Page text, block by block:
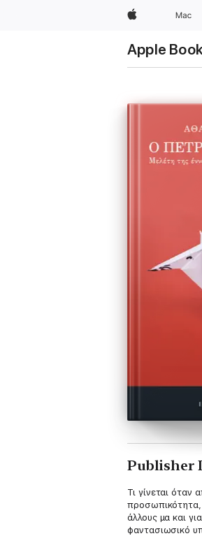
Apple Mac
Apple
Publisher
Τι γίνεται όταν
προσωπικότητα,
άλλους μα και
φαντασιωσικό